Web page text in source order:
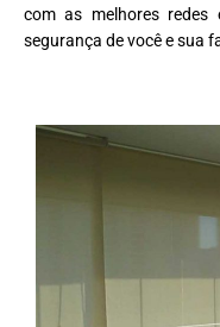
com as melhores
segurança de você e sua